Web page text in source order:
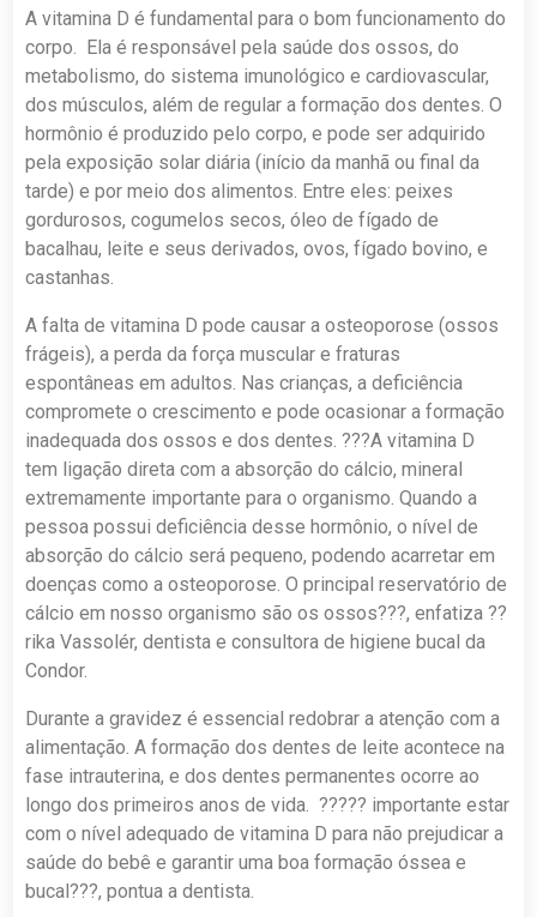
A vitamina D é fundamental para o bom funcionamento do
corpo. Ela é responsável pela saúde dos ossos, do
metabolismo, do sistema imunológico e cardiovascular,
dos músculos, além de regular a formação dos dentes. O
hormônio é produzido pelo corpo, e pode ser adquirido
pela exposição solar diária (início da manhã ou final da
tarde) e por meio dos alimentos. Entre eles: peixes
gordurosos, cogumelos secos, óleo de fígado de
bacalhau, leite e seus derivados, ovos, fígado bovino, e
castanhas.
A falta de vitamina D pode causar a osteoporose (ossos
frágeis), a perda da força muscular e fraturas
espontâneas em adultos. Nas crianças, a deficiência
compromete o crescimento e pode ocasionar a formação
inadequada dos ossos e dos dentes. ???A vitamina D
tem ligação direta com a absorção do cálcio, mineral
extremamente importante para o organismo. Quando a
pessoa possui deficiência desse hormônio, o nível de
absorção do cálcio será pequeno, podendo acarretar em
doenças como a osteoporose. O principal reservatório de
cálcio em nosso organismo são os ossos???, enfatiza ??
rika Vassolér, dentista e consultora de higiene bucal da
Condor.
Durante a gravidez é essencial redobrar a atenção com a
alimentação. A formação dos dentes de leite acontece na
fase intrauterina, e dos dentes permanentes ocorre ao
longo dos primeiros anos de vida. ????? importante estar
com o nível adequado de vitamina D para não prejudicar a
saúde do bebê e garantir uma boa formação óssea e
bucal???, pontua a dentista.